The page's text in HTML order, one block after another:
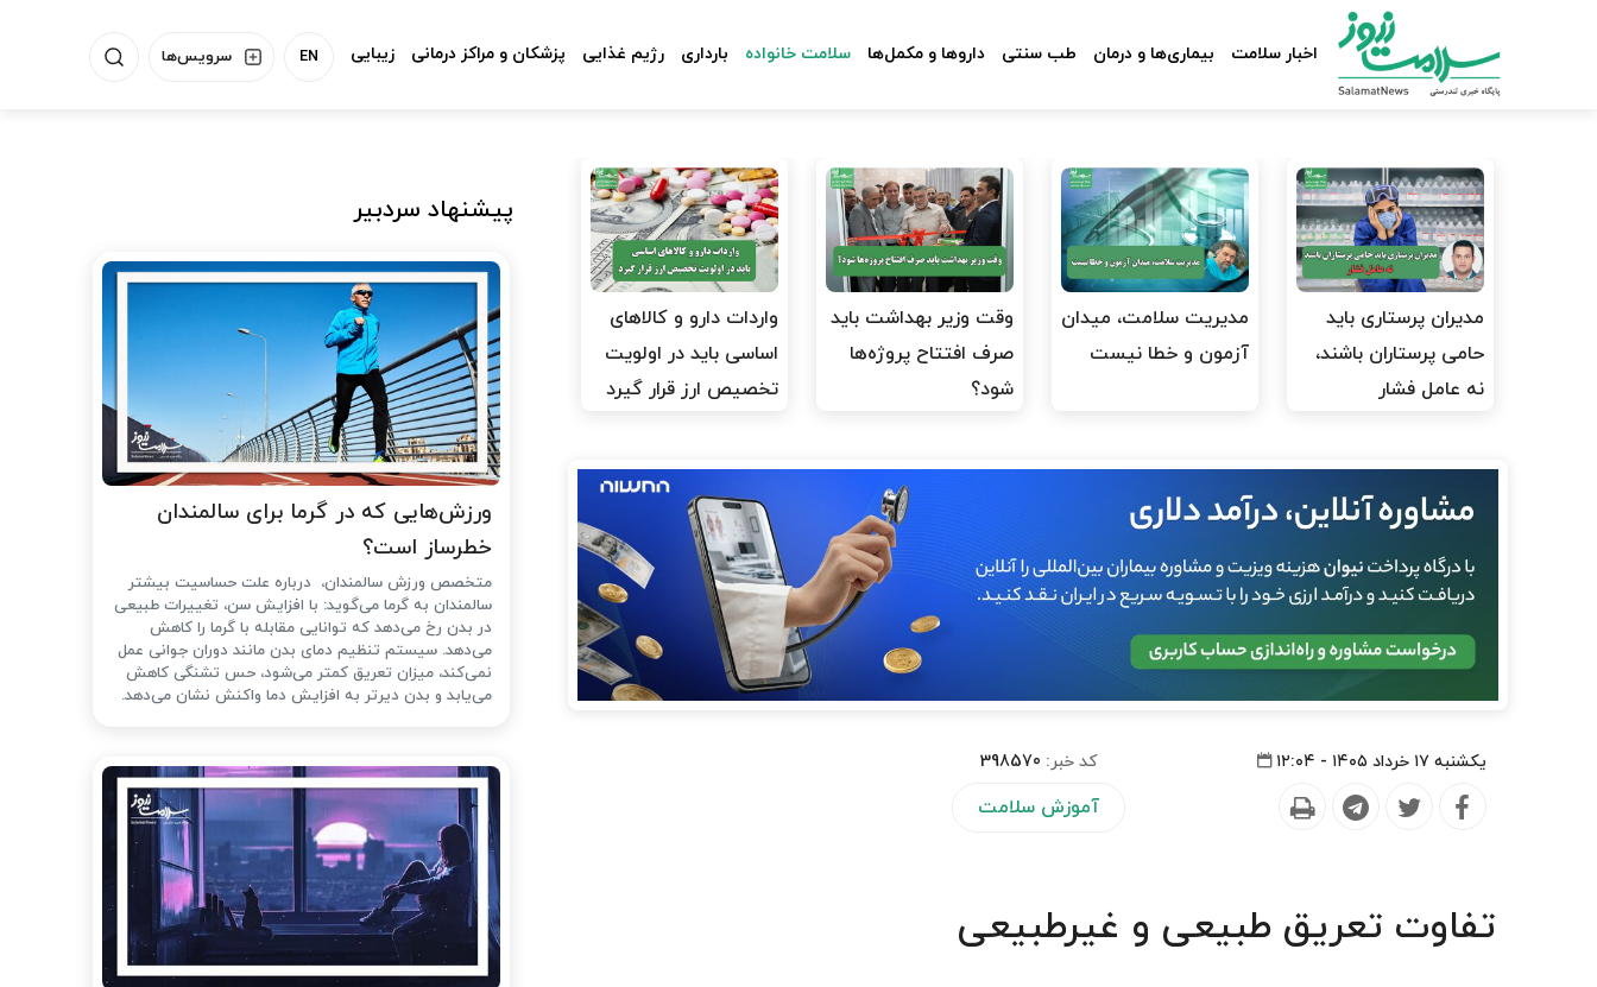
سرویس‌ها EN اخبار سلامت بیماری‌ها و درمان طب سنتی داروها و مکمل‌ها سلامت خانواده بارداری رژیم غذایی پزشکان و مراکز درمانی زیبایی
مدیران پرستاری باید
حامی پرستاران باشند،
نه عامل فشار
مدیریت سلامت، میدان
آزمون و خطا نیست
وقت وزیر بهداشت باید
صرف افتتاح پروژه‌ها
شود؟
واردات دارو و کالاهای
اساسی باید در اولویت
تخصیص ارز قرار گیرد
یکشنبه ۱۷ خرداد ۱۴۰۵ - ۱۲:۰۴ کد خبر: 398570
آموزش سلامت
تفاوت تعریق طبیعی و غیرطبیعی
پیشنهاد سردبیر
ورزش‌هایی که در گرما برای سالمندان
خطرساز است؟
متخصص ورزش سالمندان، درباره علت حساسیت بیشتر
سالمندان به گرما می‌گوید: با افزایش سن، تغییرات طبیعی
در بدن رخ می‌دهد که توانایی مقابله با گرما را کاهش
می‌دهد. سیستم تنظیم دمای بدن مانند دوران جوانی عمل
نمی‌کند، میزان تعریق کمتر می‌شود، حس تشنگی کاهش
می‌یابد و بدن دیرتر به افزایش دما واکنش نشان می‌دهد.